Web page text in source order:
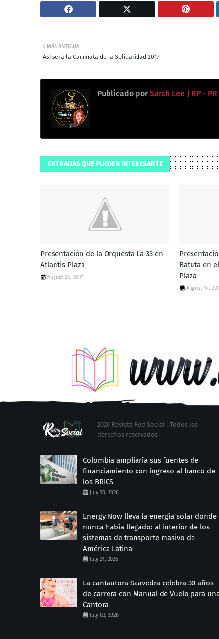
MÁS ANTIGUA
Así será la Caminata de la Solidaridad 2017
Publicado por Sarah Lee | RP -
ENTRADAS QUE PUEDEN INTERESARTE
Presentación de la Orquesta La 33 en
Atlantis Plaza
August 24, 2017
Batuta en
Plaza
August 17,
2026 Revista Red Social | Todos los
derechos reservados
Colombia ampliaría sus fuentes de
financiamiento con ingreso al banco de
los BRICS
July 30, 2026
Energy Now lleva la energía solar donde
nunca había llegado: al interior de los
sistemas de transporte masivo de
América Latina
July 21, 2026
La cantautora Saavedra celebra 30 años
de carrera con Manual de Vuelo para
Cantora
July 03, 2026